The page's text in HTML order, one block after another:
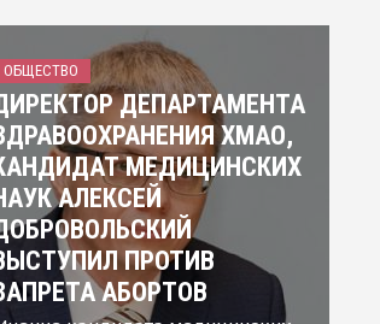
ОБЩЕСТВО
ДЕПАРТАМЕНТА
ХМАО,
МЕДИЦИНСКИХ
АЛЕКСЕЙ
ПРОТИВ
АБОРТОВ